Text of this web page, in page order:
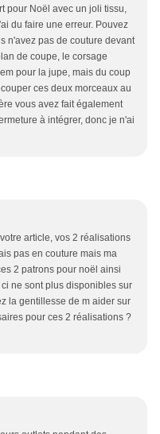
pour Noël avec un joli tissu,
du faire une erreur. Pouvez
n'avez pas de couture devant
de coupe, le corsage
pour la jupe, mais du coup
ces deux morceaux au
vous avez fait également
à intégrer, donc je n'ai
article, vos 2 réalisations
pas en couture mais ma
2 patrons pour noël ainsi
ne sont plus disponibles sur
la gentillesse de m aider sur
pour ces 2 réalisations ?